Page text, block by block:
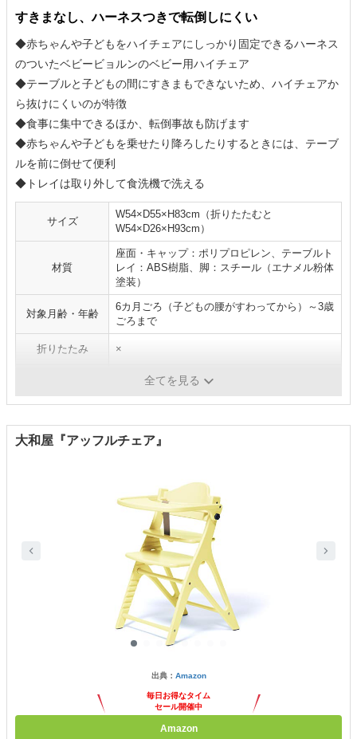
すきまなし、ハーネスつきで転倒しにくい
◆赤ちゃんや子どもをハイチェアにしっかり固定できるハーネス
のついたベビービョルンのベビー用ハイチェア
◆テーブルと子どもの間にすきまもできないため、ハイチェアか
ら抜けにくいのが特徴
◆食事に集中できるほか、転倒事故も防げます
◆赤ちゃんや子どもを乗せたり降ろしたりするときには、テーブ
ルを前に倒せて便利
◆トレイは取り外して食洗機で洗える
サイズ
W54×D55×H83cm（折りたたむと
W54×D26×H93cm）
材質
座面・キャップ：ポリプロピレン、テーブルト
レイ：ABS樹脂、脚：スチール（エナメル粉体
塗装）
対象月齢・年齢
6カ月ごろ（子どもの腰がすわってから）～3歳
ごろまで
折りたたみ ×
全てを見る
大和屋『アッフルチェア』
出典： Amazon
毎日お得なタイム
セール開催中
Amazon